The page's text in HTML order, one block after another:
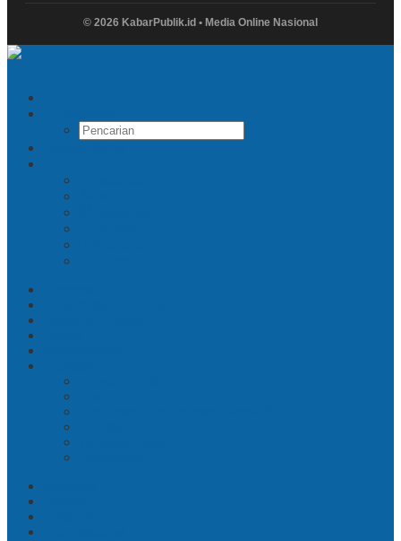
© 2026 KabarPublik.id • Media Online Nasional